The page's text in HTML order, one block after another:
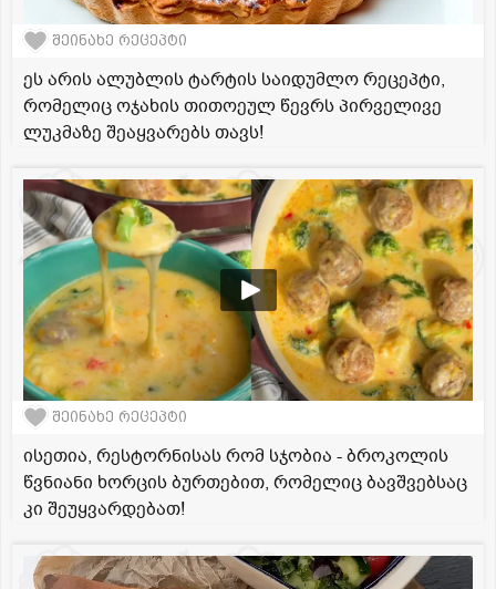
შეინახე რეცეპტი
ეს არის ალუბლის ტარტის საიდუმლო რეცეპტი,
რომელიც ოჯახის თითოეულ წევრს პირველივე
ლუკმაზე შეაყვარებს თავს!
შეინახე რეცეპტი
ისეთია, რესტორნისას რომ სჯობია - ბროკოლის
წვნიანი ხორცის ბურთებით, რომელიც ბავშვებსაც
კი შეუყვარდებათ!